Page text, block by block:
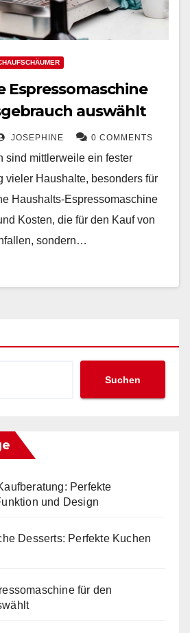
Espressomaschine
auswählt
JOSEPHINE 0 COMMENTS
sind mittlerweile ein fester
vieler Haushalte, besonders für
Haushalts-Espressomaschine
Kosten, die für den Kauf von
sondern…
Suchen
Perfekte
und Design
Desserts: Perfekte Kuchen
für den